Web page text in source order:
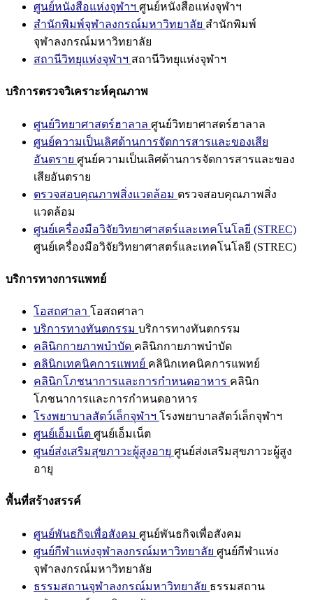
ศูนย์หนังสือแห่งจุฬาฯ ศูนย์หนังสือแห่งจุฬาฯ
สำนักพิมพ์จุฬาลงกรณ์มหาวิทยาลัย สำนักพิมพ์
จุฬาลงกรณ์มหาวิทยาลัย
สถานีวิทยุแห่งจุฬาฯ สถานีวิทยุแห่งจุฬาฯ
บริการตรวจวิเคราะห์คุณภาพ
ศูนย์วิทยาศาสตร์ฮาลาล ศูนย์วิทยาศาสตร์ฮาลาล
ศูนย์ความเป็นเลิศด้านการจัดการสารและของเสีย
อันตราย ศูนย์ความเป็นเลิศด้านการจัดการสารและของ
เสียอันตราย
ตรวจสอบคุณภาพสิ่งแวดล้อม ตรวจสอบคุณภาพสิ่ง
แวดล้อม
ศูนย์เครื่องมือวิจัยวิทยาศาสตร์และเทคโนโลยี (STREC)
ศูนย์เครื่องมือวิจัยวิทยาศาสตร์และเทคโนโลยี (STREC)
บริการทางการแพทย์
โอสถศาลา โอสถศาลา
บริการทางทันตกรรม บริการทางทันตกรรม
คลินิกกายภาพบำบัด คลินิกกายภาพบำบัด
คลินิกเทคนิคการแพทย์ คลินิกเทคนิคการแพทย์
คลินิกโภชนาการและการกำหนดอาหาร คลินิก
โภชนาการและการกำหนดอาหาร
โรงพยาบาลสัตว์เล็กจุฬาฯ โรงพยาบาลสัตว์เล็กจุฬาฯ
ศูนย์เอ็มเน็ต ศูนย์เอ็มเน็ต
ศูนย์ส่งเสริมสุขภาวะผู้สูงอายุ ศูนย์ส่งเสริมสุขภาวะผู้สูง
อายุ
พื้นที่สร้างสรรค์
ศูนย์พันธกิจเพื่อสังคม ศูนย์พันธกิจเพื่อสังคม
ศูนย์กีฬาแห่งจุฬาลงกรณ์มหาวิทยาลัย ศูนย์กีฬาแห่ง
จุฬาลงกรณ์มหาวิทยาลัย
ธรรมสถานจุฬาลงกรณ์มหาวิทยาลัย ธรรมสถาน